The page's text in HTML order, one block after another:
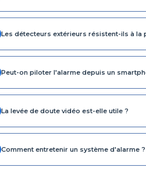
Les détecteurs extérieurs résistent-ils à la
Peut-on piloter l'alarme depuis un
La levée de doute vidéo est-elle utile ?
Comment entretenir un système d'alarme ?